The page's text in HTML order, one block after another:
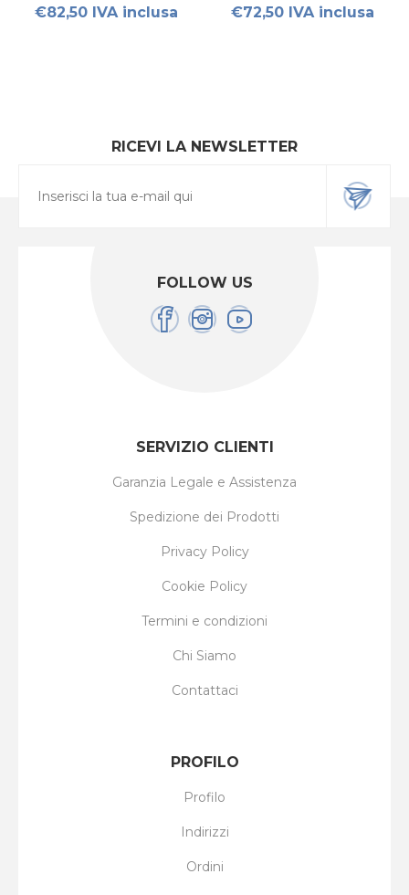
€82,50 IVA inclusa €72,50 IVA inclusa
RICEVI LA NEWSLETTER
FOLLOW US
SERVIZIO CLIENTI
Garanzia Legale e Assistenza
Spedizione dei Prodotti
Privacy Policy
Cookie Policy
Termini e condizioni
Chi Siamo
Contattaci
PROFILO
Profilo
Indirizzi
Ordini